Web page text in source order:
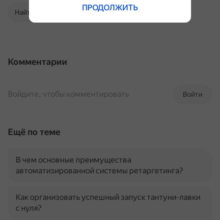
Найти в Поиске
Комментарии
Войти
Войдите, чтобы комментировать
Ещё по теме
В чем основные преимущества
автоматизированной системы ретаргетинга?
Как организовать успешный запуск тантуни-лавки
с нуля?
ПРОДОЛЖИТЬ